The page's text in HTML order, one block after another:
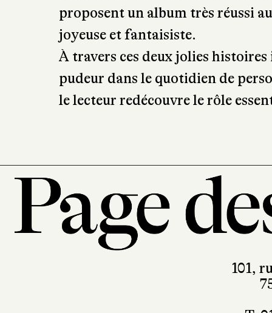
proposent un album très réussi
joyeuse et fantaisiste.
À travers ces deux jolies
pudeur dans le quotidien de
le lecteur redécouvre le rôle
101,